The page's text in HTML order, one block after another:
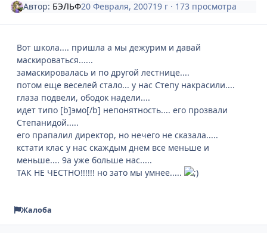
Автор: БЭЛЬФ20 Февраля, 200719 г · 173 просмотра
Вот школа.... пришла а мы дежурим и давай
маскироваться......
замаскировалась и по другой лестнице....
потом еще веселей стало... у нас Степу накрасили....
глаза подвели, ободок надели....
идет типо [b]эмо[/b] непонятность.... его прозвали
Степанидой.....
его прапалил директор, но нечего не сказала.....
кстати клас у нас скаждым днем все меньше и
меньше.... 9а уже больше нас.....
ТАК НЕ ЧЕСТНО!!!!!! но зато мы умнее.....
Жалоба